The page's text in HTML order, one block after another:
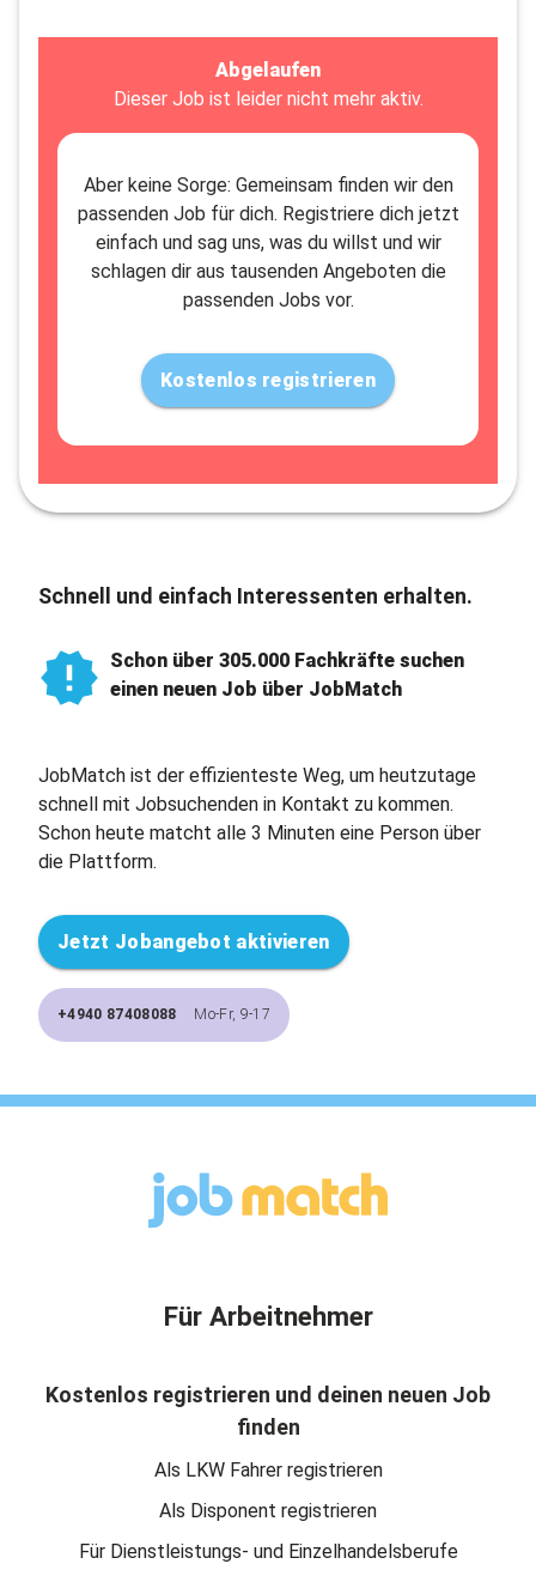
Abgelaufen
Dieser Job ist leider nicht mehr aktiv.
Aber keine Sorge: Gemeinsam finden wir den
passenden Job für dich. Registriere dich jetzt
einfach und sag uns, was du willst und wir
schlagen dir aus tausenden Angeboten die
passenden Jobs vor.
Kostenlos registrieren
Schnell und einfach Interessenten erhalten.
Schon über 305.000 Fachkräfte suchen
einen neuen Job über JobMatch
JobMatch ist der effizienteste Weg, um heutzutage
schnell mit Jobsuchenden in Kontakt zu kommen.
Schon heute matcht alle 3 Minuten eine Person über
die Plattform.
Jetzt Jobangebot aktivieren
+4940 87408088 Mo-Fr, 9-17
Für Arbeitnehmer
Kostenlos registrieren und deinen neuen Job
finden
Als LKW Fahrer registrieren
Als Disponent registrieren
Für Dienstleistungs- und Einzelhandelsberufe